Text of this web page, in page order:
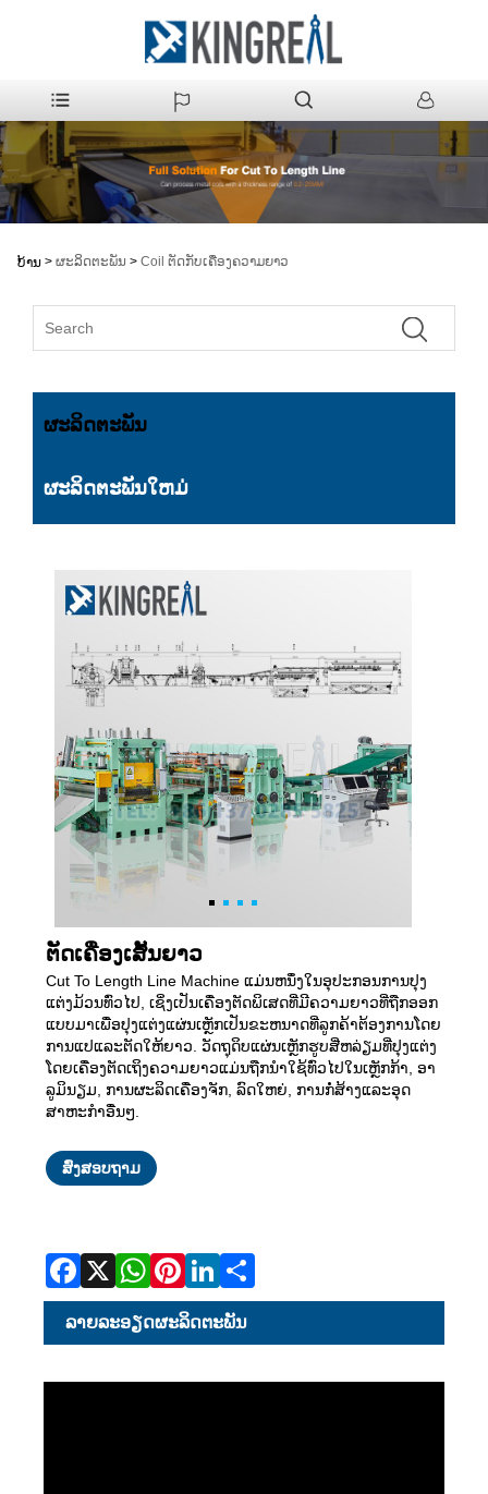
ບ້ານ > ຜະລິດຕະພັນ > Coil ຕັດກັບເຄື່ອງຄວາມຍາວ
ຜະລິດຕະພັນ
ຜະລິດຕະພັນໃຫມ່
ຕັດເຄື່ອງເສັ້ນຍາວ
Cut To Length Line Machine ແມ່ນຫນຶ່ງໃນອຸປະກອນການປຸງ
ແຕ່ງມ້ວນທົ່ວໄປ, ເຊິ່ງເປັນເຄື່ອງຕັດພິເສດທີ່ມີຄວາມຍາວທີ່ຖືກອອກ
ແບບມາເພື່ອປຸງແຕ່ງແຜ່ນເຫຼັກເປັນຂະຫນາດທີ່ລູກຄ້າຕ້ອງການໂດຍ
ການແປແລະຕັດໃຫ້ຍາວ. ວັດຖຸດິບແຜ່ນເຫຼັກຮູບສີ່ຫລ່ຽມທີ່ປຸງແຕ່ງ
ໂດຍເຄື່ອງຕັດເຖິງຄວາມຍາວແມ່ນຖືກນໍາໃຊ້ທົ່ວໄປໃນເຫຼັກກ້າ, ອາ
ລູມິນຽມ, ການຜະລິດເຄື່ອງຈັກ, ລົດໃຫຍ່, ການກໍ່ສ້າງແລະອຸດ
ສາຫະກໍາອື່ນໆ.
ສົ່ງສອບຖາມ
ລາຍ​ລະ​ອຽດ​ຜະ​ລິດ​ຕະ​ພັນ